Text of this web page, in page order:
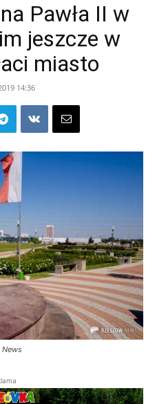
Pawła II w
jeszcze w
miasto
14:36